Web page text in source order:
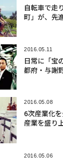
自転車で走
町」が、先
2016.05.11
日常に「
都府・与謝
2016.05.08
6次産業化
産業を盛り
2016.05.06